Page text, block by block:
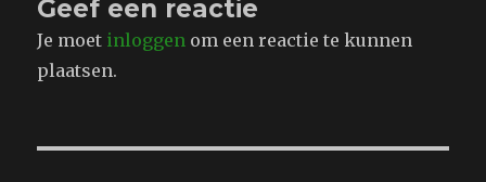
Geef een reactie
Je moet inloggen om een reactie te kunnen
plaatsen.